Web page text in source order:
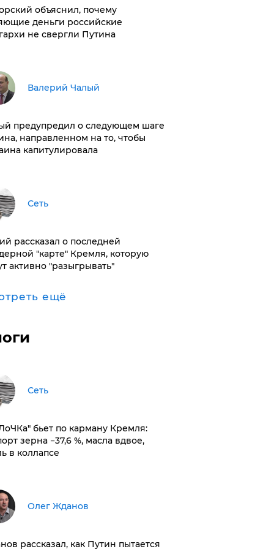
объяснил, почему
деньги российские
не свергли Путина
Валерий Чалый
предупредил о следующем шаге
направленном на то, чтобы
капитулировала
Сеть
рассказал о последней
"карте" Кремля, которую
активно "разыгрывать"
ещё
Сеть
бьет по карману Кремля:
зерна −37,6 %, масла вдвое,
в коллапсе
Олег Жданов
рассказал, как Путин пытается